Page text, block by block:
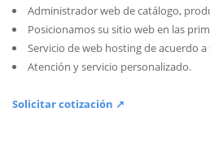
Administrador web de catálogo,
Posicionamos su sitio web en las
Servicio de web hosting de acuerdo a
Atención y servicio personalizado.
Solicitar cotización ↗